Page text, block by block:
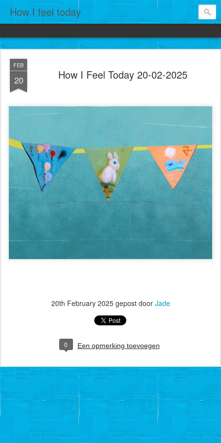
How I feel today
FEB
20 How I Feel Today 20-02-2025
20th February 2025gepost door Jade
0 Een opmerking toevoegen